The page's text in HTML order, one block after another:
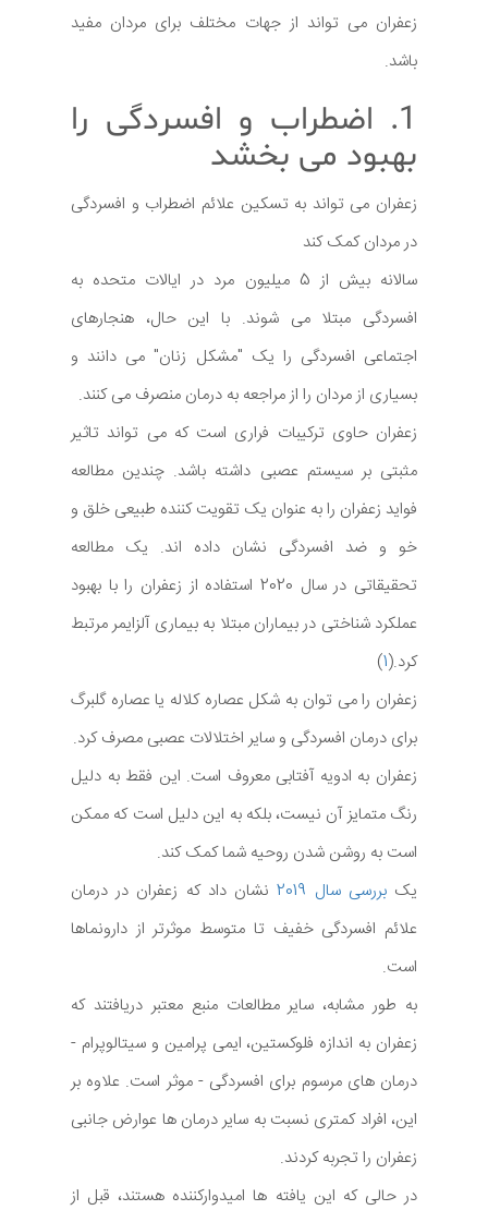
زعفران می تواند از جهات مختلف برای مردان مفید
باشد.
1. اضطراب و افسردگی را
بهبود می بخشد
زعفران می تواند به تسکین علائم اضطراب و افسردگی
در مردان کمک کند
سالانه بیش از 5 میلیون مرد در ایالات متحده به
افسردگی مبتلا می شوند. با این حال، هنجارهای
اجتماعی افسردگی را یک "مشکل زنان" می دانند و
بسیاری از مردان را از مراجعه به درمان منصرف می کنند.
زعفران حاوی ترکیبات فراری است که می تواند تاثیر
مثبتی بر سیستم عصبی داشته باشد. چندین مطالعه
فواید زعفران را به عنوان یک تقویت کننده طبیعی خلق و
خو و ضد افسردگی نشان داده اند. یک مطالعه
تحقیقاتی در سال 2020 استفاده از زعفران را با بهبود
عملکرد شناختی در بیماران مبتلا به بیماری آلزایمر مرتبط
کرد.(1
)
زعفران را می توان به شکل عصاره کلاله یا عصاره گلبرگ
برای درمان افسردگی و سایر اختلالات عصبی مصرف کرد.
زعفران به ادویه آفتابی معروف است. این فقط به دلیل
رنگ متمایز آن نیست، بلکه به این دلیل است که ممکن
است به روشن شدن روحیه شما کمک کند.
یکبررسی سال 2019
نشان داد که زعفران در درمان
علائم افسردگی خفیف تا متوسط موثرتر از دارونماها
است.
به طور مشابه، سایر مطالعات منبع معتبر دریافتند که
زعفران به اندازه فلوکستین، ایمی پرامین و سیتالوپرام -
درمان های مرسوم برای افسردگی - موثر است. علاوه بر
این، افراد کمتری نسبت به سایر درمان ها عوارض جانبی
زعفران را تجربه کردند.
در حالی که این یافته ها امیدوارکننده هستند، قبل از